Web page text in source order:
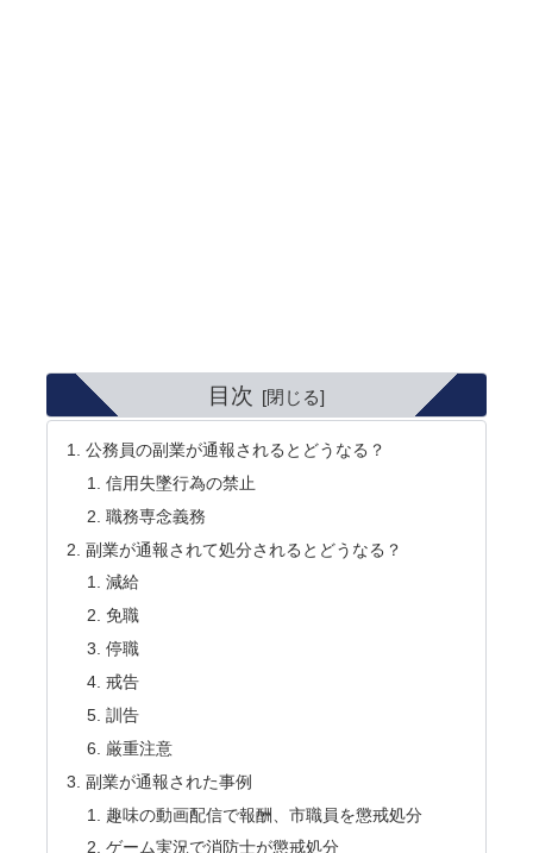
目次
公務員の副業が通報されるとどうなる？
信用失墜行為の禁止
職務専念義務
副業が通報されて処分されるとどうなる？
減給
免職
停職
戒告
訓告
厳重注意
副業が通報された事例
趣味の動画配信で報酬、市職員を懲戒処分
ゲーム実況で消防士が懲戒処分